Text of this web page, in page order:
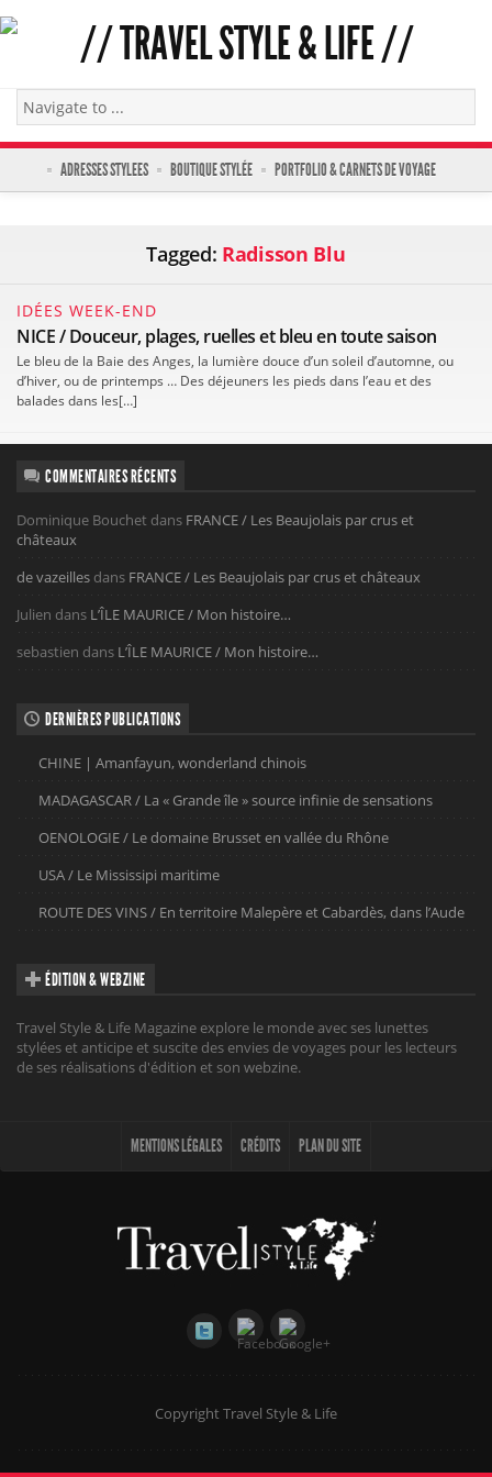
ADRESSES STYLEES BOUTIQUE STYLÉE PORTFOLIO & CARNETS DE VOYAGE
Tagged: Radisson Blu
IDÉES WEEK-END
NICE / Douceur, plages, ruelles et bleu en toute saison
Le bleu de la Baie des Anges, la lumière douce d’un soleil d’automne, ou
d’hiver, ou de printemps … Des déjeuners les pieds dans l’eau et des
balades dans les[…]
COMMENTAIRES RÉCENTS
Dominique Bouchet dans FRANCE / Les Beaujolais par crus et
châteaux
de vazeilles dans FRANCE / Les Beaujolais par crus et châteaux
Julien dans L’ÎLE MAURICE / Mon histoire…
sebastien dans L’ÎLE MAURICE / Mon histoire…
DERNIÈRES PUBLICATIONS
CHINE | Amanfayun, wonderland chinois
MADAGASCAR / La « Grande île » source infinie de sensations
OENOLOGIE / Le domaine Brusset en vallée du Rhône
USA / Le Mississipi maritime
ROUTE DES VINS / En territoire Malepère et Cabardès, dans l’Aude
ÉDITION & WEBZINE
Travel Style & Life Magazine explore le monde avec ses lunettes
stylées et anticipe et suscite des envies de voyages pour les lecteurs
de ses réalisations d'édition et son webzine.
MENTIONS LÉGALES CRÉDITS PLAN DU SITE
Copyright Travel Style & Life